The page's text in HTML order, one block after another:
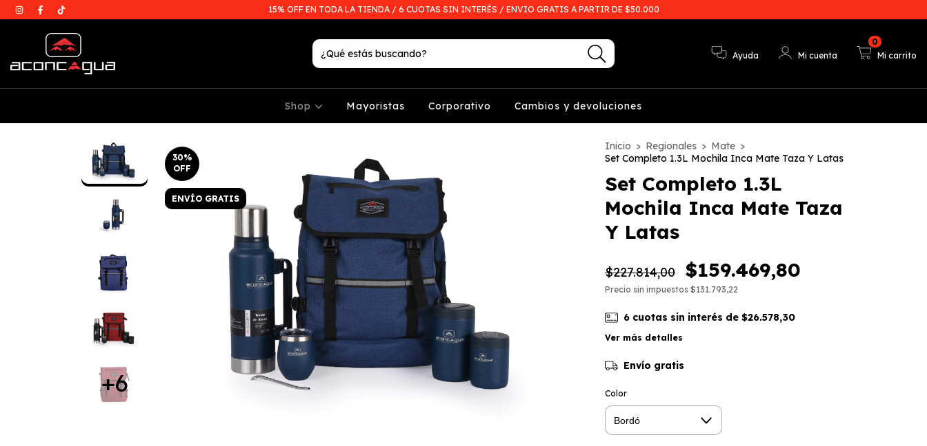
15% OFF EN TODA LA TIENDA / 6 CUOTAS SIN INTERÉS / ENVIO GRATIS A PARTIR DE $50.000
Ayuda Mi cuenta Mi carrito
0
Shop Mayoristas Corporativo Cambios y devoluciones
+6
30%
OFF
ENVÍO GRATIS
Inicio > Regionales > Mate >
Set Completo 1.3L Mochila Inca Mate Taza Y Latas
Set Completo 1.3L
Mochila Inca Mate Taza
Y Latas
$227.814,00 $159.469,80
Precio sin impuestos $131.793,22
6 cuotas sin interés de $26.578,30
Ver más detalles
Envío gratis
Color